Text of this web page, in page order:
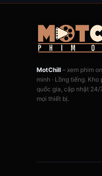
MotChill – xem phim
minh · Lồng tiếng.
quốc gia, cập nhật 24/
mọi thiết bị.